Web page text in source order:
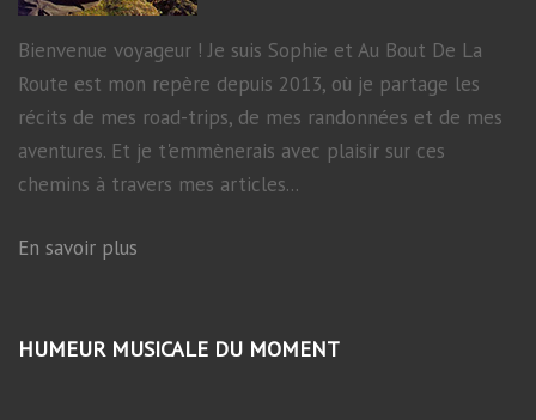
Bienvenue voyageur ! Je suis Sophie et Au Bout De La
Route est mon repère depuis 2013, où je partage les
récits de mes road-trips, de mes randonnées et de mes
aventures. Et je t'emmènerais avec plaisir sur ces
chemins à travers mes articles...
En savoir plus
HUMEUR MUSICALE DU MOMENT